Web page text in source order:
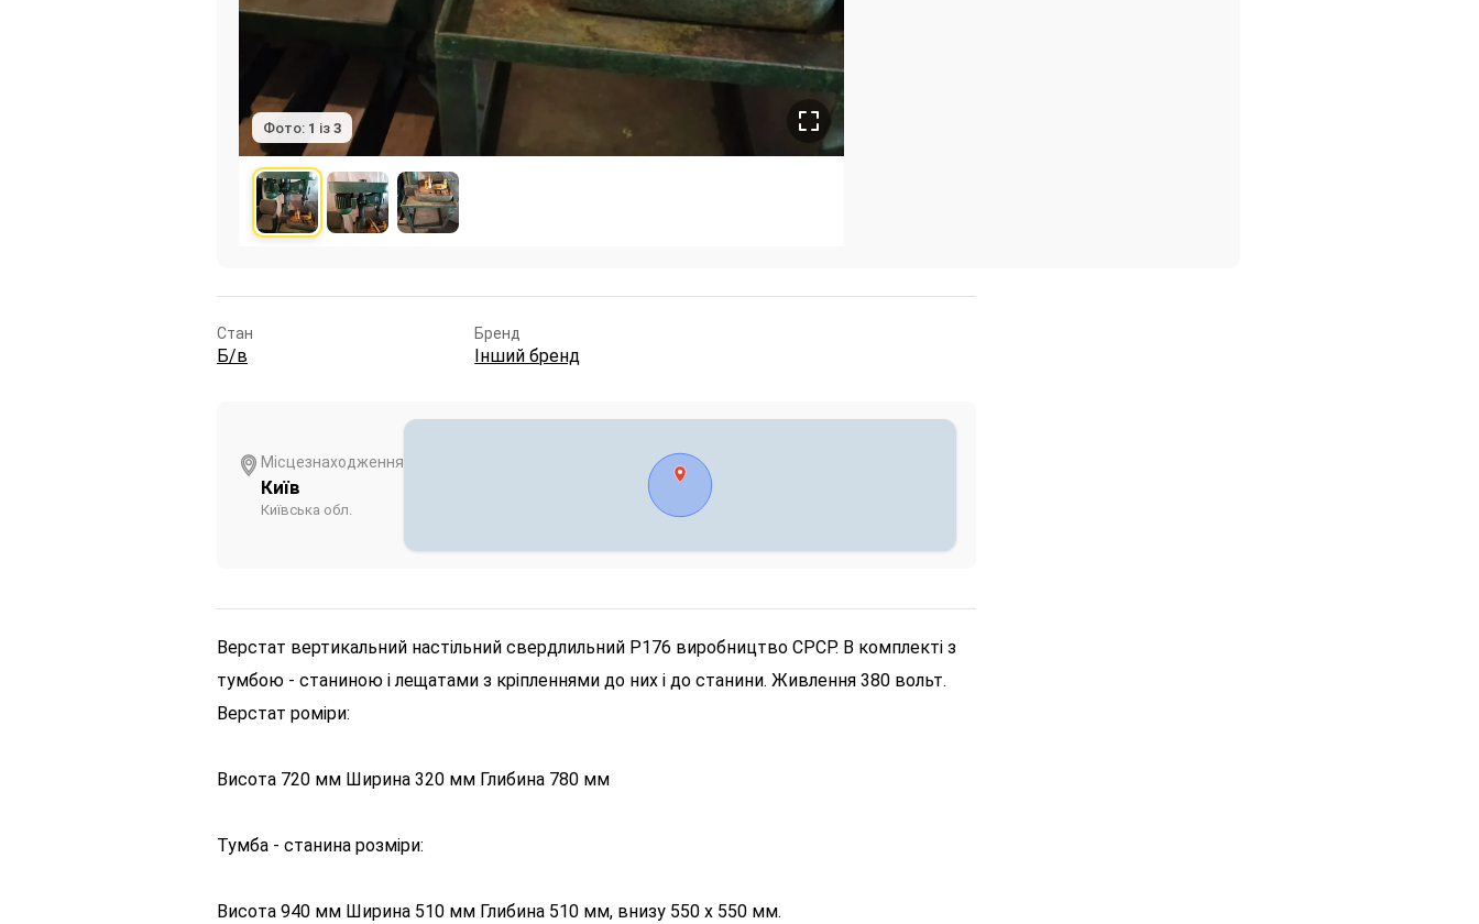
Фото: 1 із 3
Стан
Б/в
Бренд
Інший бренд
Місцезнаходження
Київ
Київська обл.
Верстат вертикальний настільний свердлильний Р176 виробництво СРСР. В комплекті з
тумбою - станиною і лещатами з кріпленнями до них і до станини. Живлення 380 вольт.
Верстат роміри:
Висота 720 мм Ширина 320 мм Глибина 780 мм
Тумба - станина розміри:
Висота 940 мм Ширина 510 мм Глибина 510 мм, внизу 550 х 550 мм.